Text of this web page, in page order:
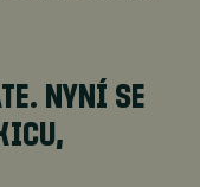
NYNÍ SE